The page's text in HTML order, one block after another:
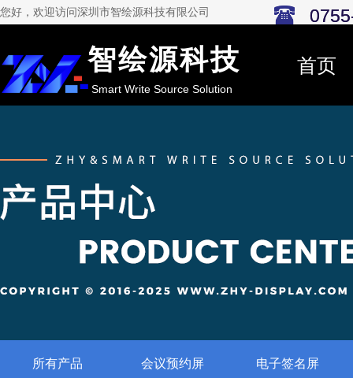
您好，欢迎访问深圳市智绘源科技有限公司
Smart Write Source Solution
首页
智绘源科技
电子签名屏
会议预约屏
所有产品 电子签名屏
所有产品 会议预约屏